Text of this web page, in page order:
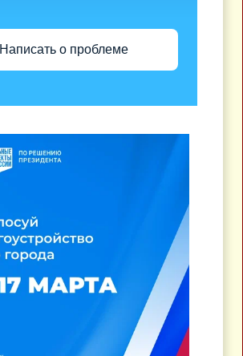
Написать о проблеме